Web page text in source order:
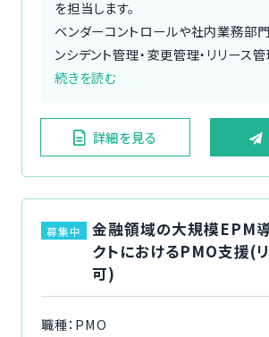
を担当します。
ベンダーコントロールや社内業務部門
ンシデント管理・変更管理・リリース
続きを読む
詳細を見る
募集中
金融領域の大規模EPM
クトにおけるPMO支援(
可)
職種：PMO